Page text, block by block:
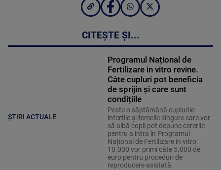
CITEȘTE ȘI...
ȘTIRI ACTUALE
Programul Național de
Fertilizare in vitro revine.
Câte cupluri pot beneficia
de sprijin și care sunt
condițiile
Peste o săptămână cuplurile
infertile și femeile singure care vor
să aibă copii pot depune cererile
pentru a intra în Programul
Național de Fertilizare in vitro.
10.000 vor primi câte 5.000 de
euro pentru proceduri de
reproducere asistată.